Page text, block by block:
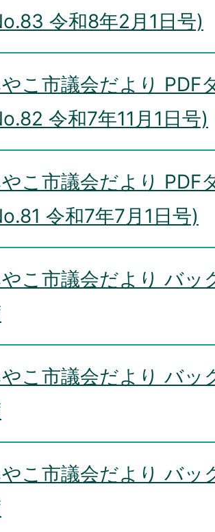
令和8年2月1日号)
こ市議会だより PDF
令和7年11月1日号)
こ市議会だより PDF
令和7年7月1日号)
こ市議会だより バッ
こ市議会だより バッ
こ市議会だより バッ